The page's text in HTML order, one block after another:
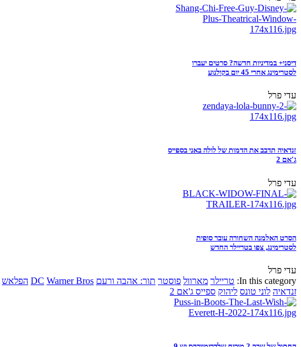
דיסני+ במדיניות חדשה? סרטים יעברו
לסטרימינג אחרי 45 יום בקולנוע
עדי פרל
זנדאיה תדבב את הדמות של לולה באני בספייס
ג'אם 2
עדי פרל
הסרט האלמנה השחורה עובר סופית
לסטרימינג, צפו בטריילר החדש
עדי פרל
In this category: טריילר מארוול פוסטר תור: אהבה ורעם DC Warner Bros הפלאש
זנדאיה לוני טונס ליהוק ספייס ג'אם 2